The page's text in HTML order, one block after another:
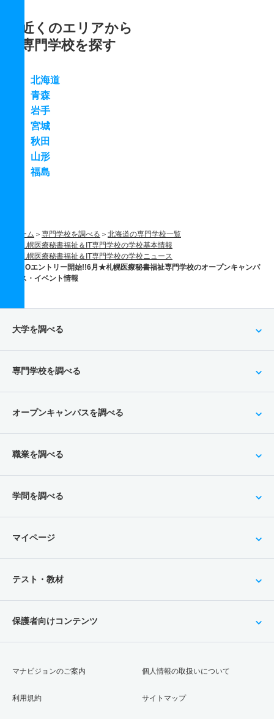
近くのエリアから
専門学校を探す
北海道
青森
岩手
宮城
秋田
山形
福島
ホーム 専門学校を調べる
北海道の専門学校一覧
札幌医療秘書福祉＆IT専門学校の学校基本情報
札幌医療秘書福祉＆IT専門学校の学校ニュース
AOエントリー開始!!6月★札幌医療秘書福祉専門学校のオープンキャンパ
ス・イベント情報
大学を調べる
専門学校を調べる
オープンキャンパスを調べる
職業を調べる
学問を調べる
マイページ
テスト・教材
保護者向けコンテンツ
マナビジョンのご案内
利用規約
個人情報の取扱いについて
サイトマップ